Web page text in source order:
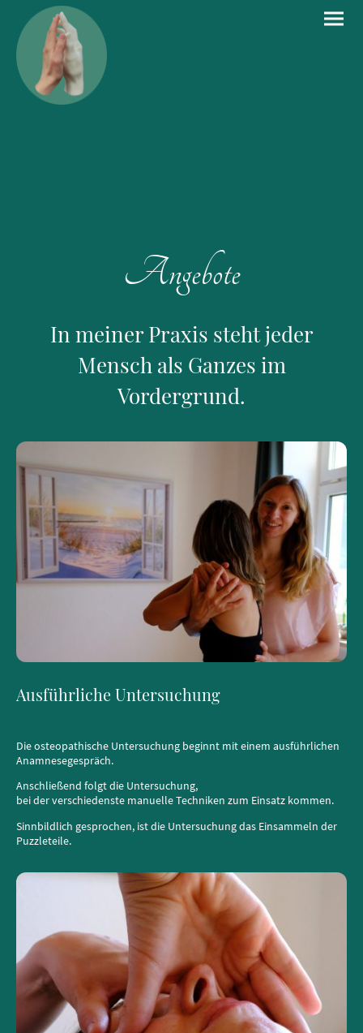
Angebote
In meiner Praxis steht jeder
Mensch als Ganzes im
Vordergrund.
Ausführliche Untersuchung
Die osteopathische Untersuchung beginnt mit einem ausführlichen
Anamnesegespräch.
Anschließend folgt die Untersuchung,
bei der verschiedenste manuelle Techniken zum Einsatz kommen.
Sinnbildlich gesprochen, ist die Untersuchung das Einsammeln der
Puzzleteile.